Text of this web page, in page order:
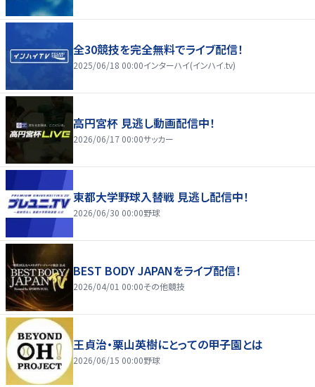
全30競技を完全無料でライブ配信！
2025/06/18 00:00インターハイ(インハイ.tv)
高円宮杯 見逃し動画配信中！
2026/06/17 00:00サッカー
東都大学野球入替戦 見逃し配信中！
2026/06/30 00:00野球
BEST BODY JAPANをライブ配信！
2026/04/01 00:00その他競技
王貞治・栗山英樹にとっての甲子園とは
2026/06/15 00:00野球